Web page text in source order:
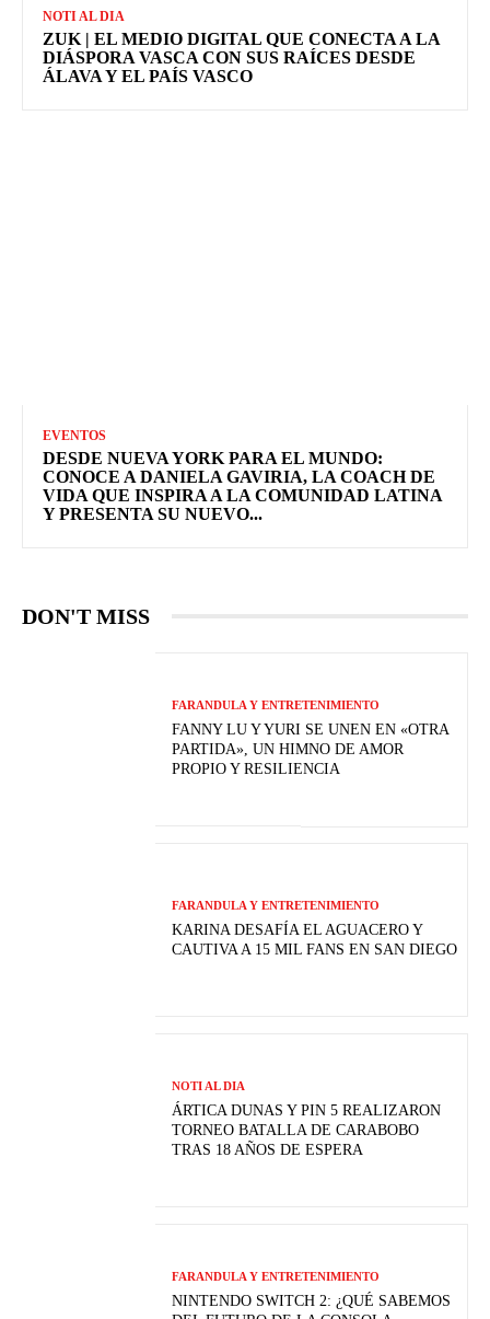
NOTI AL DIA
ZUK | EL MEDIO DIGITAL QUE CONECTA A LA
DIÁSPORA VASCA CON SUS RAÍCES DESDE
ÁLAVA Y EL PAÍS VASCO
EVENTOS
DESDE NUEVA YORK PARA EL MUNDO:
CONOCE A DANIELA GAVIRIA, LA COACH DE
VIDA QUE INSPIRA A LA COMUNIDAD LATINA
Y PRESENTA SU NUEVO...
DON'T MISS
FARANDULA Y ENTRETENIMIENTO
FANNY LU Y YURI SE UNEN EN «OTRA
PARTIDA», UN HIMNO DE AMOR
PROPIO Y RESILIENCIA
FARANDULA Y ENTRETENIMIENTO
KARINA DESAFÍA EL AGUACERO Y
CAUTIVA A 15 MIL FANS EN SAN DIEGO
NOTI AL DIA
ÁRTICA DUNAS Y PIN 5 REALIZARON
TORNEO BATALLA DE CARABOBO
TRAS 18 AÑOS DE ESPERA
FARANDULA Y ENTRETENIMIENTO
NINTENDO SWITCH 2: ¿QUÉ SABEMOS